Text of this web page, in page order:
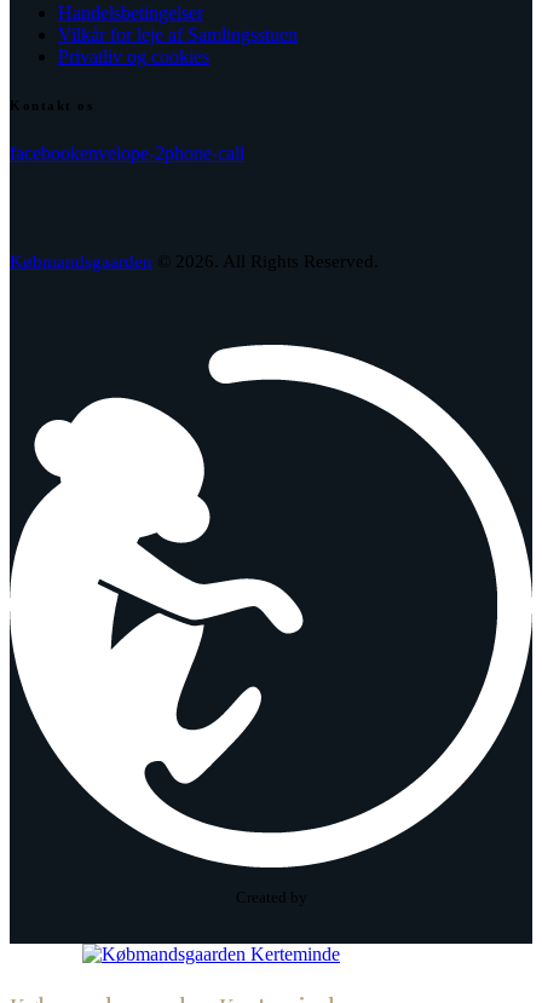
Handelsbetingelser
Vilkår for leje af Samlingsstuen
Privatliv og cookies
Kontakt os
facebookenvelope-2phone-call
Købmandsgaarden © 2026. All Rights Reserved.
Created by